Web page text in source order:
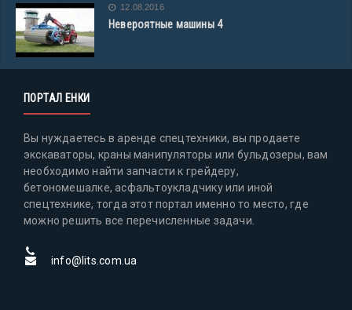
12.08.2016
Невероятные машины 4
ПОРТАЛ ЕНКИ
Вы нуждаетесь в аренде спецтехники, вы продаете
экскаваторы, краны манипуляторы или бульдозеры, вам
необходимо найти запчасти к грейдеру,
бетономешалке, асфальтоукладчику или иной
спецтехнике, тогда этот портал именно то место, где
можно решить все перечисленные задачи.
info@lits.com.ua